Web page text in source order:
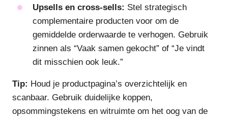
Upsells en cross-sells: Stel strategisch
complementaire producten voor om de
gemiddelde orderwaarde te verhogen. Gebruik
zinnen als “Vaak samen gekocht” of “Je vindt
dit misschien ook leuk.”
Tip: Houd je productpagina’s overzichtelijk en
scanbaar. Gebruik duidelijke koppen,
opsommingstekens en witruimte om het oog van de